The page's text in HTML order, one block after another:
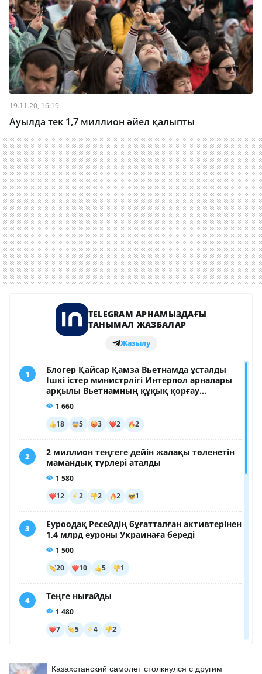
19.11.20, 16:19
Ауылда тек 1,7 миллион әйел қалыпты
Казахстанский самолет столкнулся с другим